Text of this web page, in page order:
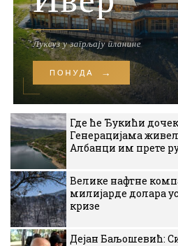
Где ће Ђукићи
Генерацијама
Албанци им прете
Велике нафтне
милијарде долара
кризе
Дејан Баљошевић: